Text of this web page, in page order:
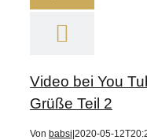
Video bei You
Grüße Teil 2
Von babsi 2020-05-